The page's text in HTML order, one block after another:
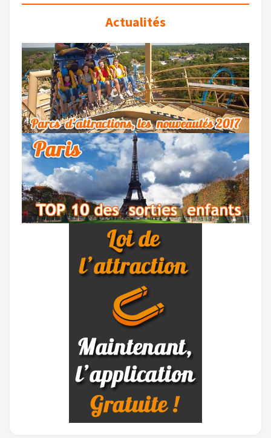
Actualités